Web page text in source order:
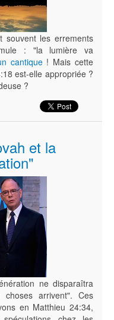
souvent les errements
: "la lumière va
cantique! Mais cette
est-elle appropriée ?
?
et la
ne disparaîtra
arrivent". Ces
en Matthieu 24:34,